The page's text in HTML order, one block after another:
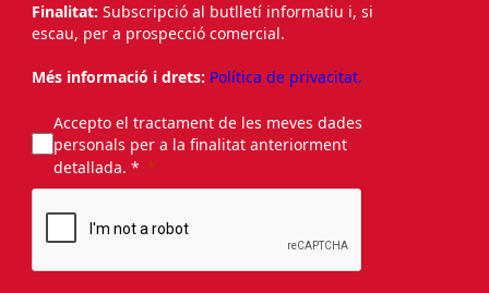
Finalitat: Subscripció al butlletí informatiu i, si
escau, per a prospecció comercial.
Més informació i drets: Política de privacitat.
Accepto el tractament de les meves dades
personals per a la finalitat anteriorment
detallada. *